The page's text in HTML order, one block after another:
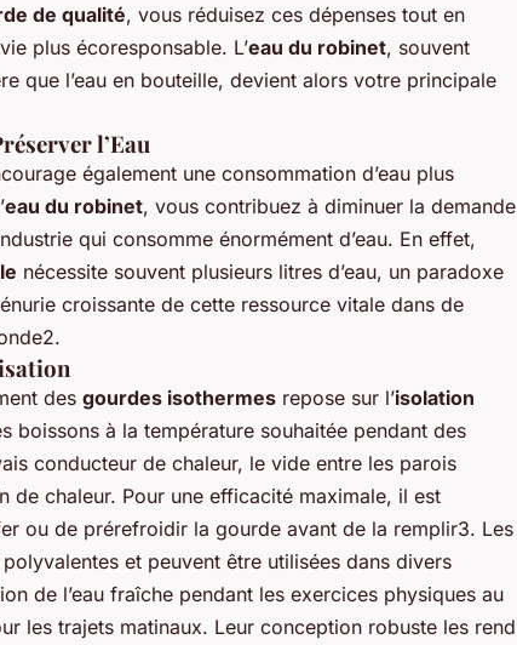
de qualité, vous réduisez ces dépenses tout en
plus écoresponsable. L’eau du robinet, souvent
que l’eau en bouteille, devient alors votre principale
l’Eau
également une consommation d’eau plus
eau du robinet, vous contribuez à diminuer la demande
qui consomme énormément d’eau. En effet,
nécessite souvent plusieurs litres d’eau, un paradoxe
croissante de cette ressource vitale dans de
des gourdes isothermes repose sur l’isolation
boissons à la température souhaitée pendant des
conducteur de chaleur, le vide entre les parois
de chaleur. Pour une efficacité maximale, il est
ou de prérefroidir la gourde avant de la remplir3. Les
et peuvent être utilisées dans divers
de l’eau fraîche pendant les exercices physiques au
les trajets matinaux. Leur conception robuste les rend